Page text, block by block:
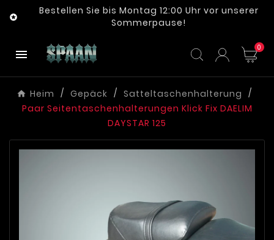

Bestellen Sie bis Montag 12:00 Uhr vor unserer
Sommerpause!
 0
Heim Gepäck
Satteltaschenhalterung
Paar Seitentaschenhalterungen Klick Fix DAELIM
DAYSTAR 125